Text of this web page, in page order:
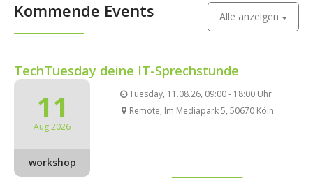
Kommende Events Alle anzeigen
TechTuesday deine IT-Sprechstunde
11
Aug 2026
workshop
Tuesday, 11.08.26, 09:00 - 18:00 Uhr
Remote, Im Mediapark 5, 50670 Köln